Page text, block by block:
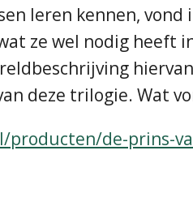
leren kennen, vond
ze wel nodig heeft
deze trilogie. Wat
de-prins-